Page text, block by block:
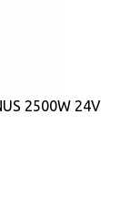
2500W 24V